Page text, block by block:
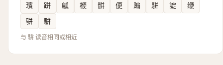
璸 跰 㼐 楩 骿 便 蹁 駢 諚
缏
骈
騈
与 䮁 读音相同或相近